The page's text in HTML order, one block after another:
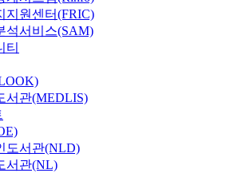
지원센터(FRIC)
석서비스(SAM)
티
서관(MEDLIS)
도서관(NLD)
서관(NL)